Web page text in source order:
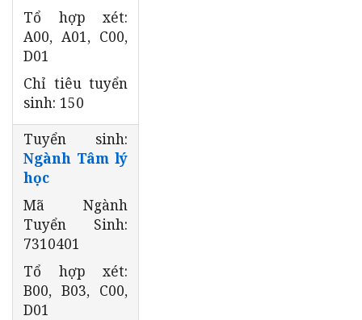
Tổ hợp xét:
A00, A01, C00,
D01
Chỉ tiêu tuyển
sinh: 150
Tuyển sinh:
Ngành Tâm lý
học
Mã Ngành
Tuyển Sinh:
7310401
Tổ hợp xét:
B00, B03, C00,
D01